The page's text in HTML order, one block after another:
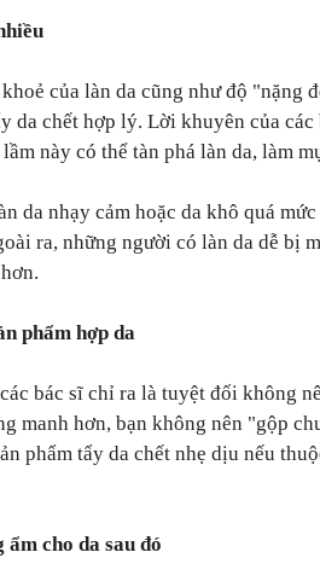
của làn da cũng như độ "nặng
da chết hợp lý. Lời khuyên của
này có thể tàn phá làn da, làm
da nhạy cảm hoặc da khô quá
ra, những người có làn da dễ bị
phẩm hợp da
bác sĩ chỉ ra là tuyệt đối không
manh hơn, bạn không nên "gộp
phẩm tẩy da chết nhẹ dịu nếu
ẩm cho da sau đó